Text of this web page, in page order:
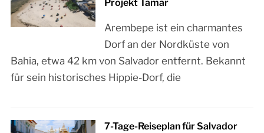
Projekt Tamar
Arembepe ist ein charmantes
Dorf an der Nordküste von
Bahia, etwa 42 km von Salvador entfernt. Bekannt
für sein historisches Hippie-Dorf, die
7-Tage-Reiseplan für Salvador